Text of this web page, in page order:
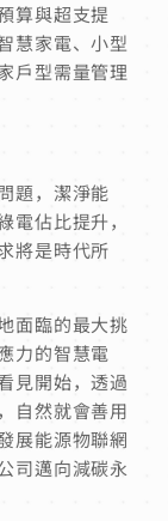
算與超支提
慧家電、小型
戶型需量管理
題，潔淨能
佔比提升，
將是時代所
面臨的最大挑
力的智慧電
見開始，透過
自然就會善用
展能源物聯網
司邁向減碳永